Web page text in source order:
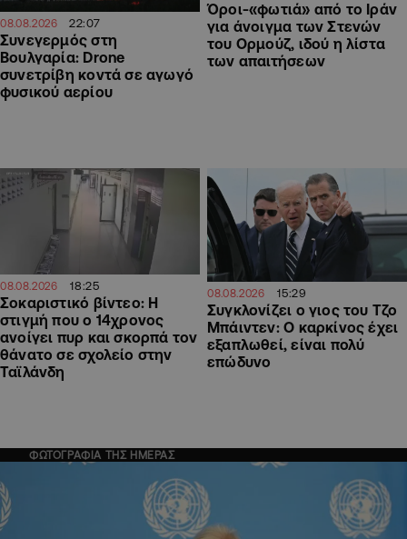
08.08.2026 22:07
Συνεγερμός στη
Βουλγαρία: Drone
συνετρίβη κοντά σε αγωγό
φυσικού αερίου
Όροι-«φωτιά» από το Ιράν
για άνοιγμα των Στενών
του Ορμούζ, ιδού η λίστα
των απαιτήσεων
08.08.2026 18:25
Σοκαριστικό βίντεο: Η
στιγμή που ο 14χρονος
ανοίγει πυρ και σκορπά τον
θάνατο σε σχολείο στην
Ταϊλάνδη
08.08.2026 15:29
Συγκλονίζει ο γιος του Τζο
Μπάιντεν: Ο καρκίνος έχει
εξαπλωθεί, είναι πολύ
επώδυνο
ΦΩΤΟΓΡΑΦΙΑ ΤΗΣ ΗΜΕΡΑΣ